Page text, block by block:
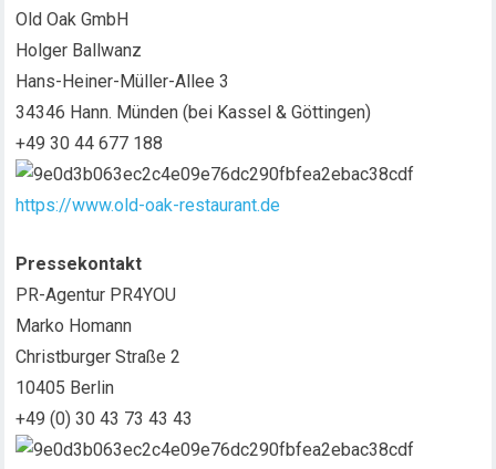
Old Oak GmbH
Holger Ballwanz
Hans-Heiner-Müller-Allee 3
34346 Hann. Münden (bei Kassel & Göttingen)
+49 30 44 677 188
https://www.old-oak-restaurant.de
Pressekontakt
PR-Agentur PR4YOU
Marko Homann
Christburger Straße 2
10405 Berlin
+49 (0) 30 43 73 43 43